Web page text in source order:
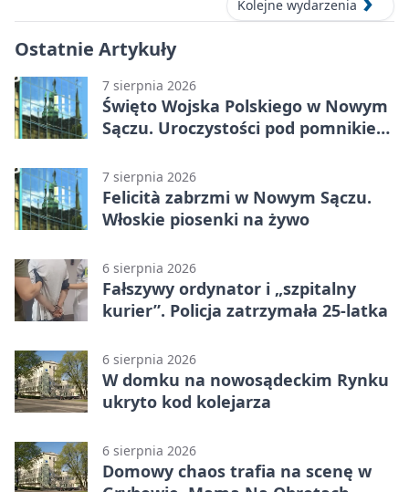
Kolejne wydarzenia
Ostatnie Artykuły
7 sierpnia 2026
Święto Wojska Polskiego w Nowym
Sączu. Uroczystości pod pomnikiem
7 sierpnia 2026
Felicità zabrzmi w Nowym Sączu.
Włoskie piosenki na żywo
6 sierpnia 2026
Fałszywy ordynator i „szpitalny
kurier”. Policja zatrzymała 25-latka
6 sierpnia 2026
W domku na nowosądeckim Rynku
ukryto kod kolejarza
6 sierpnia 2026
Domowy chaos trafia na scenę w